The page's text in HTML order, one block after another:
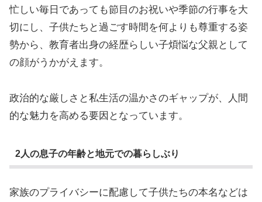
忙しい毎日であっても節目のお祝いや季節の行事を大
切にし、子供たちと過ごす時間を何よりも尊重する姿
勢から、教育者出身の経歴らしい子煩悩な父親として
の顔がうかがえます。
政治的な厳しさと私生活の温かさのギャップが、人間
的な魅力を高める要因となっています。
2人の息子の年齢と地元での暮らしぶり
家族のプライバシーに配慮して子供たちの本名などは